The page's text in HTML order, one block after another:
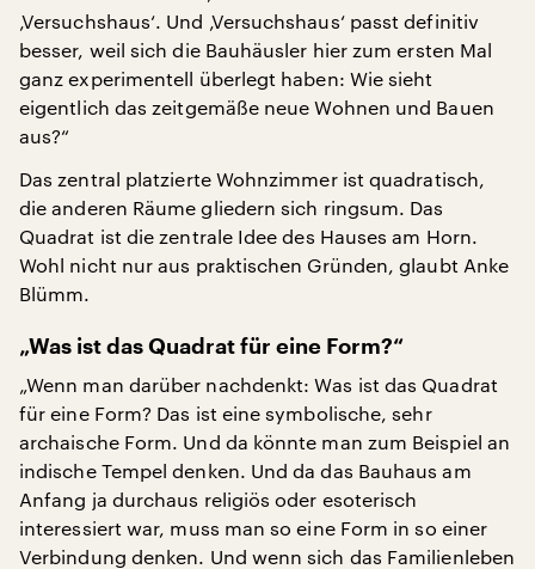
‚Versuchshaus‘. Und ‚Versuchshaus‘ passt definitiv
besser, weil sich die Bauhäusler hier zum ersten Mal
ganz experimentell überlegt haben: Wie sieht
eigentlich das zeitgemäße neue Wohnen und Bauen
aus?“
Das zentral platzierte Wohnzimmer ist quadratisch,
die anderen Räume gliedern sich ringsum. Das
Quadrat ist die zentrale Idee des Hauses am Horn.
Wohl nicht nur aus praktischen Gründen, glaubt Anke
Blümm.
„Was ist das Quadrat für eine Form?“
„Wenn man darüber nachdenkt: Was ist das Quadrat
für eine Form? Das ist eine symbolische, sehr
archaische Form. Und da könnte man zum Beispiel an
indische Tempel denken. Und da das Bauhaus am
Anfang ja durchaus religiös oder esoterisch
interessiert war, muss man so eine Form in so einer
Verbindung denken. Und wenn sich das Familienleben